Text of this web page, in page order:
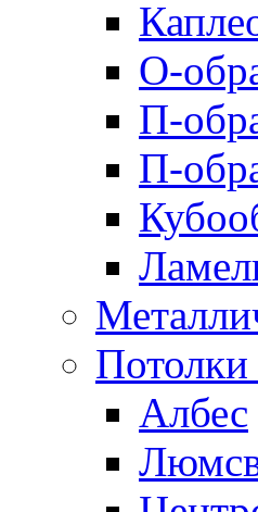
О-
П-
П-
Потолки
Албес